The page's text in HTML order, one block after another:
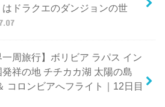
はドラクエのダンジョンの世
一周旅行】ボリビア ラパス イン
発祥の地 チチカカ湖 太陽の島
コロンビアへフライト｜12日目